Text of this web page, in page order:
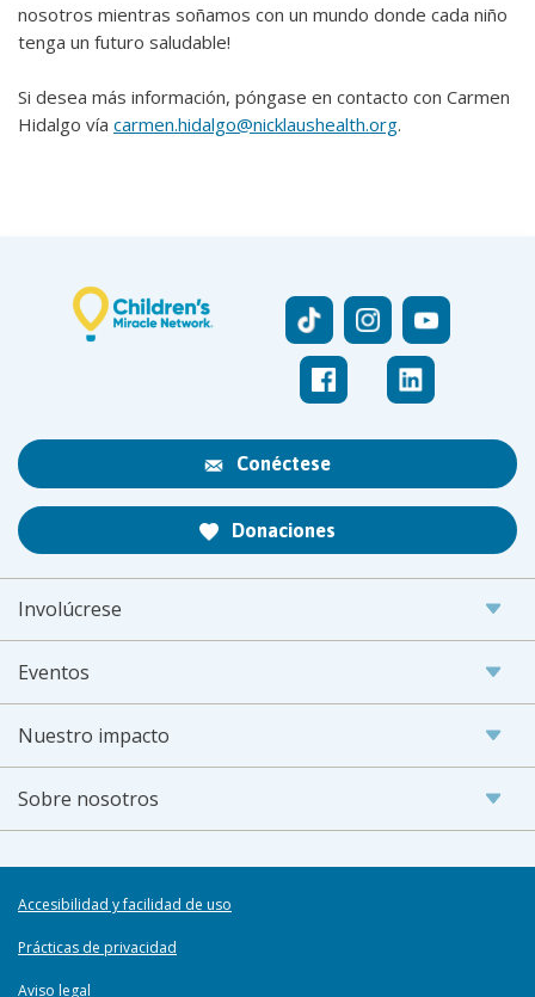
nosotros mientras soñamos con un mundo donde cada niño
tenga un futuro saludable!
Si desea más información, póngase en contacto con Carmen
Hidalgo vía carmen.hidalgo@nicklaushealth.org.
Conéctese
Donaciones
Involúcrese
Eventos
Nuestro impacto
Sobre nosotros
Accesibilidad y facilidad de uso
Prácticas de privacidad
Aviso legal